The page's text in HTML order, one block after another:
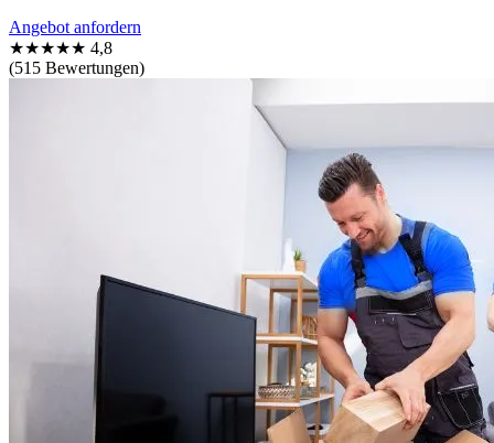
Angebot anfordern
★★★★★ 4,8
(515 Bewertungen)